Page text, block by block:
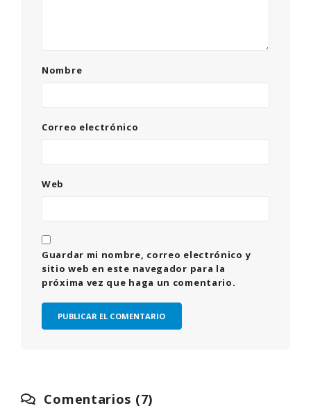
Nombre
Correo electrónico
Web
Guardar mi nombre, correo electrónico y
sitio web en este navegador para la
próxima vez que haga un comentario.
Comentarios (7)